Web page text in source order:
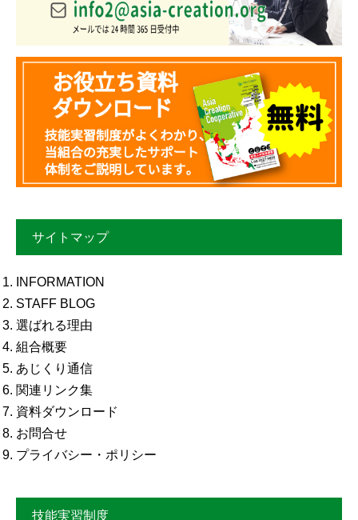
サイトマップ
INFORMATION
STAFF BLOG
選ばれる理由
組合概要
あじくり通信
関連リンク集
資料ダウンロード
お問合せ
プライバシー・ポリシー
技能実習制度